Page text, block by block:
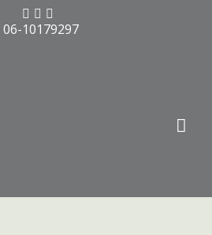
06-10179297